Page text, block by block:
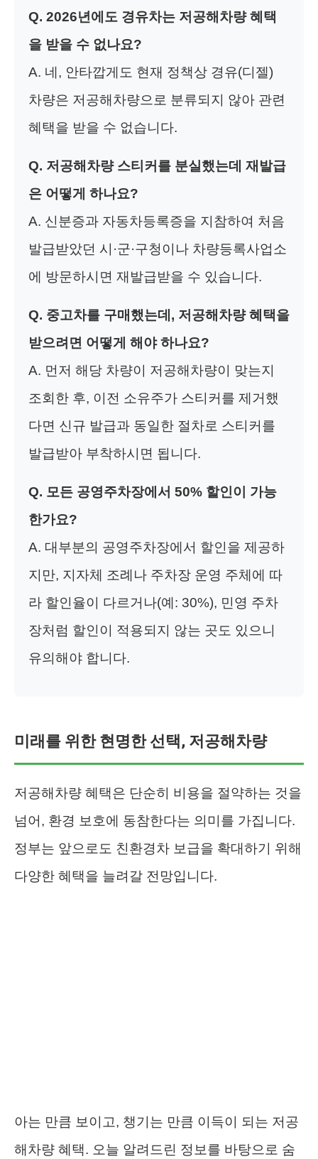
Q. 2026년에도 경유차는 저공해차량 혜택
을 받을 수 없나요?
A. 네, 안타깝게도 현재 정책상 경유(디젤)
차량은 저공해차량으로 분류되지 않아 관련
혜택을 받을 수 없습니다.
Q. 저공해차량 스티커를 분실했는데 재발급
은 어떻게 하나요?
A. 신분증과 자동차등록증을 지참하여 처음
발급받았던 시·군·구청이나 차량등록사업소
에 방문하시면 재발급받을 수 있습니다.
Q. 중고차를 구매했는데, 저공해차량 혜택을
받으려면 어떻게 해야 하나요?
A. 먼저 해당 차량이 저공해차량이 맞는지
조회한 후, 이전 소유주가 스티커를 제거했
다면 신규 발급과 동일한 절차로 스티커를
발급받아 부착하시면 됩니다.
Q. 모든 공영주차장에서 50% 할인이 가능
한가요?
A. 대부분의 공영주차장에서 할인을 제공하
지만, 지자체 조례나 주차장 운영 주체에 따
라 할인율이 다르거나(예: 30%), 민영 주차
장처럼 할인이 적용되지 않는 곳도 있으니
유의해야 합니다.
미래를 위한 현명한 선택, 저공해차량
저공해차량 혜택은 단순히 비용을 절약하는 것을
넘어, 환경 보호에 동참한다는 의미를 가집니다.
정부는 앞으로도 친환경차 보급을 확대하기 위해
다양한 혜택을 늘려갈 전망입니다.
아는 만큼 보이고, 챙기는 만큼 이득이 되는 저공
해차량 혜택. 오늘 알려드린 정보를 바탕으로 숨